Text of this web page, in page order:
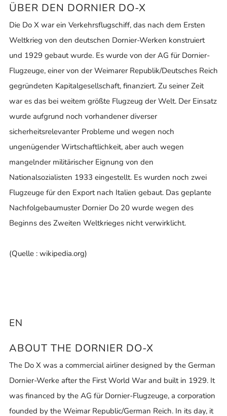
ÜBER DEN DORNIER DO-X
Die Do X war ein Verkehrsflugschiff, das nach dem Ersten
Weltkrieg von den deutschen Dornier-Werken konstruiert
und 1929 gebaut wurde. Es wurde von der AG für Dornier-
Flugzeuge, einer von der Weimarer Republik/Deutsches Reich
gegründeten Kapitalgesellschaft, finanziert. Zu seiner Zeit
war es das bei weitem größte Flugzeug der Welt. Der Einsatz
wurde aufgrund noch vorhandener diverser
sicherheitsrelevanter Probleme und wegen noch
ungenügender Wirtschaftlichkeit, aber auch wegen
mangelnder militärischer Eignung von den
Nationalsozialisten 1933 eingestellt. Es wurden noch zwei
Flugzeuge für den Export nach Italien gebaut. Das geplante
Nachfolgebaumuster Dornier Do 20 wurde wegen des
Beginns des Zweiten Weltkrieges nicht verwirklicht.
(Quelle : wikipedia.org)
EN
ABOUT THE DORNIER DO-X
The Do X was a commercial airliner designed by the German
Dornier-Werke after the First World War and built in 1929. It
was financed by the AG für Dornier-Flugzeuge, a corporation
founded by the Weimar Republic/German Reich. In its day, it